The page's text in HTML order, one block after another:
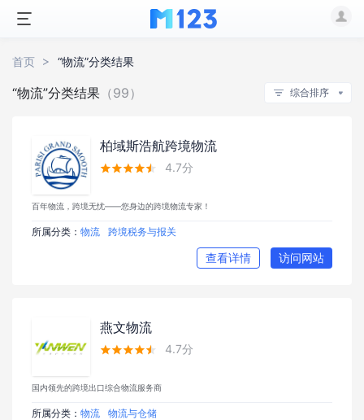
首页 “物流”分类结果
“物流”分类结果 （99） 综合排序
柏域斯浩航跨境物流
 4.7分
百年物流，跨境无忧——您身边的跨境物流专家！
所属分类： 物流 跨境税务与报关
查看详情 访问网站
燕文物流
 4.7分
国内领先的跨境出口综合物流服务商
所属分类： 物流 物流与仓储